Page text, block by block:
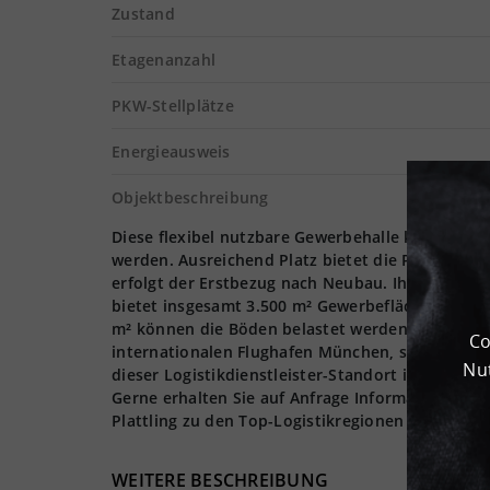
Zustand
Etagenanzahl
PKW-Stellplätze
Energieausweis
Objektbeschreibung
Diese flexibel nutzbare Gewerbehalle kann
werden. Ausreichend Platz bietet die
erfolgt der Erstbezug nach Neubau. Ihre
bietet insgesamt 3.500 m² Gewerbefläche. Die
m² können die Böden belastet werden. Die
internationalen Flughafen München, sowie zu
dieser Logistikdienstleister-Standort in
Gerne erhalten Sie auf Anfrage Informationen
Plattling zu den Top-Logistikregionen des Landes.
WEITERE BESCHREIBUNG